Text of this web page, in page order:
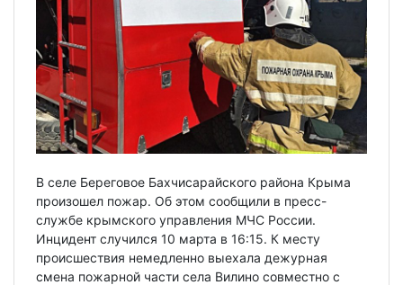
В селе Береговое Бахчисарайского района Крыма
произошел пожар. Об этом сообщили в пресс-
службе крымского управления МЧС России.
Инцидент случился 10 марта в 16:15. К месту
происшествия немедленно выехала дежурная
смена пожарной части села Вилино совместно с